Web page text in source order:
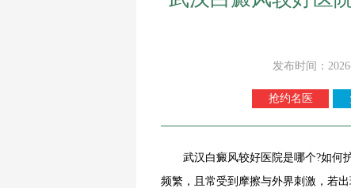
发布时间：
抢约名医
武汉白癜风较好医院是哪个?如何护
频繁，且常受到摩擦与外界刺激，若